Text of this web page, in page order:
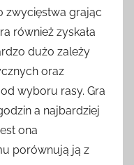
zwycięstwa grając
również zyskała
dużo zależy
oraz
wyboru rasy. Gra
a najbardziej
ona
porównują ją z